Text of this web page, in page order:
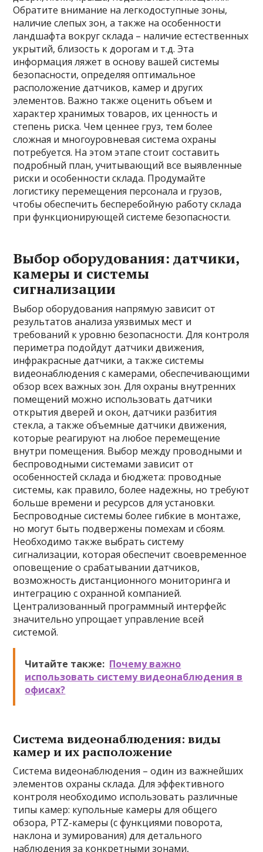
Обратите внимание на легкодоступные зоны,
наличие слепых зон, а также на особенности
ландшафта вокруг склада – наличие естественных
укрытий, близость к дорогам и т.д. Эта
информация ляжет в основу вашей системы
безопасности, определяя оптимальное
расположение датчиков, камер и других
элементов. Важно также оценить объем и
характер хранимых товаров, их ценность и
степень риска. Чем ценнее груз, тем более
сложная и многоуровневая система охраны
потребуется. На этом этапе стоит составить
подробный план, учитывающий все выявленные
риски и особенности склада. Продумайте
логистику перемещения персонала и грузов,
чтобы обеспечить бесперебойную работу склада
при функционирующей системе безопасности.
Выбор оборудования: датчики,
камеры и системы
сигнализации
Выбор оборудования напрямую зависит от
результатов анализа уязвимых мест и
требований к уровню безопасности. Для контроля
периметра подойдут датчики движения,
инфракрасные датчики, а также системы
видеонаблюдения с камерами, обеспечивающими
обзор всех важных зон. Для охраны внутренних
помещений можно использовать датчики
открытия дверей и окон, датчики разбития
стекла, а также объемные датчики движения,
которые реагируют на любое перемещение
внутри помещения. Выбор между проводными и
беспроводными системами зависит от
особенностей склада и бюджета: проводные
системы, как правило, более надежны, но требуют
больше времени и ресурсов для установки.
Беспроводные системы более гибкие в монтаже,
но могут быть подвержены помехам и сбоям.
Необходимо также выбрать систему
сигнализации, которая обеспечит своевременное
оповещение о срабатывании датчиков,
возможность дистанционного мониторинга и
интеграцию с охранной компанией.
Централизованный программный интерфейс
значительно упрощает управление всей
системой.
Читайте также: Почему важно
использовать систему видеонаблюдения в
офисах?
Система видеонаблюдения: виды
камер и их расположение
Система видеонаблюдения – один из важнейших
элементов охраны склада. Для эффективного
контроля необходимо использовать различные
типы камер: купольные камеры для общего
обзора, PTZ-камеры (с функциями поворота,
наклона и зумирования) для детального
наблюдения за конкретными зонами,